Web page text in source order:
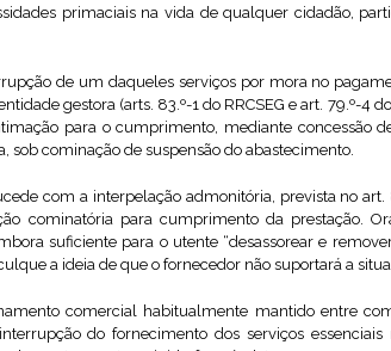
primaciais na vida de qualquer cidadão,
de um daqueles serviços por mora no
gestora (arts. 83.º-1 do RRCSEG e art. 79.º-4 do
para o cumprimento, mediante concessão
sob cominação de suspensão do abastecimento.
com a interpelação admonitória, prevista no
cominatória para cumprimento da prestação.
suficiente para o utente “desassorear e
a ideia de que o fornecedor não suportará a
comercial habitualmente mantido entre
do fornecimento dos serviços